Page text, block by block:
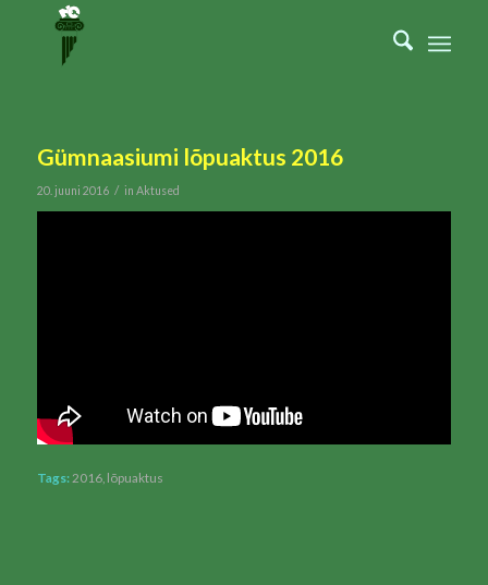
Gümnaasiumi lõpuaktus 2016
20. juuni 2016 / in Aktused
Tags: 2016, lõpuaktus